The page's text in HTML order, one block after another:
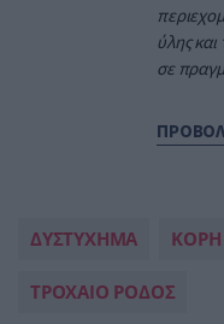
ύλης
σε
ΔΥΣΤΥΧΗΜΑ ΚΟΡΗ
ΤΡΟΧΑΙΟ ΡΟΔΟΣ